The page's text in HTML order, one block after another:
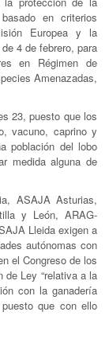
en criterios
Europea y la
4 de febrero, para
en Régimen de
Amenazadas,
23, puesto que los
vacuno, caprino y
población del lobo
medida alguna de
ASAJA Asturias,
y León, ARAG-
Lleida exigen a
autónomas con
el Congreso de los
de Ley “relativa a la
con la ganadería
que con ello